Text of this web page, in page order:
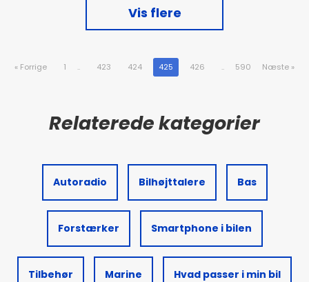
Vis flere
« Forrige 1 .. 423 424 425 426 .. 590 Næste »
Autoradio Bilhøjttalere Bas
Forstærker Smartphone i bilen
Tilbehør Marine Hvad passer i min bil